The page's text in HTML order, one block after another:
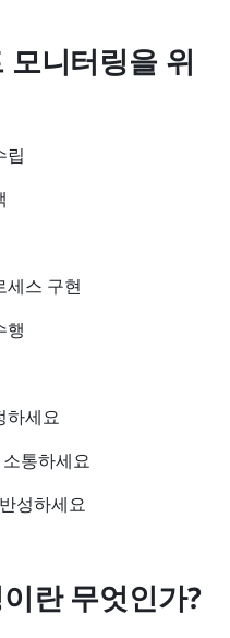
니터링을 위
립
세스 구현
행
하세요
통하세요
성하세요
란 무엇인가?